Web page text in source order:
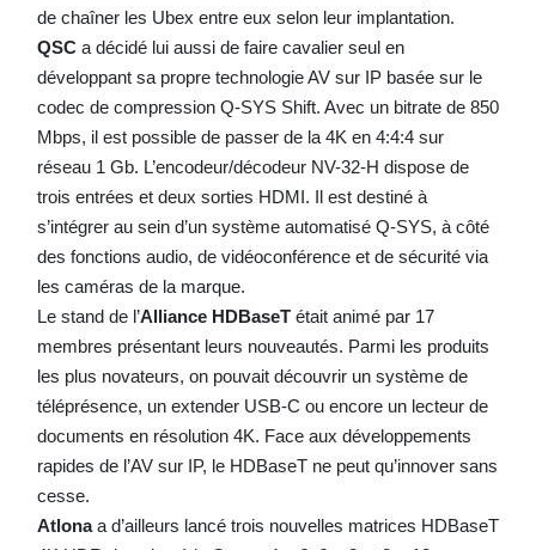
de chaîner les Ubex entre eux selon leur implantation.
QSCa décidé lui aussi de faire cavalier seul en
développant sa propre technologie AV sur IP basée sur le
codec de compression Q-SYS Shift. Avec un bitrate de 850
Mbps, il est possible de passer de la 4K en 4:4:4 sur
réseau 1 Gb. L’encodeur/décodeur NV-32-H dispose de
trois entrées et deux sorties HDMI. Il est destiné à
s’intégrer au sein d’un système automatisé Q-SYS, à côté
des fonctions audio, de vidéoconférence et de sécurité via
les caméras de la marque.
Le stand de l’Alliance HDBaseT était animé par 17
membres présentant leurs nouveautés. Parmi les produits
les plus novateurs, on pouvait découvrir un système de
téléprésence, un extender USB-C ou encore un lecteur de
documents en résolution 4K. Face aux développements
rapides de l’AV sur IP, le HDBaseT ne peut qu’innover sans
cesse.
Atlonaa d’ailleurs lancé trois nouvelles matrices HDBaseT